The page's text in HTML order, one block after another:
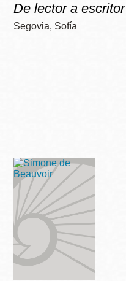
De lector a escritor
Segovia, Sofía